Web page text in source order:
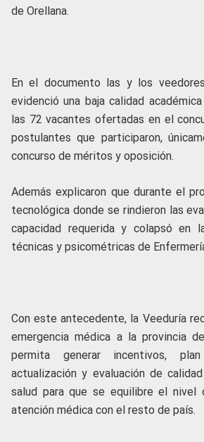
de Orellana.
En el documento las y los
evidenció una baja calidad
las 72 vacantes ofertadas en el
postulantes que participaron,
concurso de méritos y oposición.
Además explicaron que durante el
tecnológica donde se rindieron las
capacidad requerida y colapsó en
técnicas y psicométricas de
Con este antecedente, la Veeduría
emergencia médica a la provincia
permita generar incentivos,
actualización y evaluación de
salud para que se equilibre el nivel
atención médica con el resto de país.